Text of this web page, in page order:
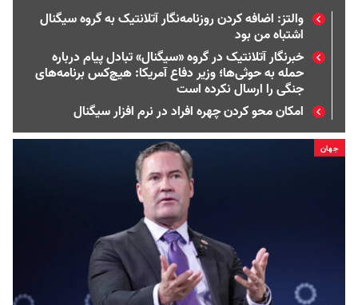
والتز: اضافه کردن روزنامه‌نگار آتلانتیک به گروه سیگنال
اشتباه من بود
خبرنگار آتلانتیک در گروه «سیگنال» تبادل پیام درباره
حمله به حوثی‌ها؛ وزیر دفاع آمریکا: هیچ‌کس برنامه‌های
جنگی را ارسال نکرده است
امکان محو کردن چهره افراد در نرم‌ افزار سیگنال
جهان